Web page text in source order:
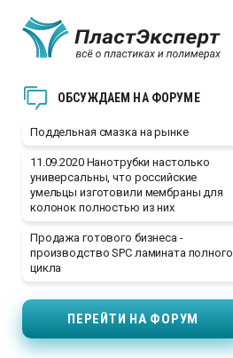
ОБСУЖДАЕМ НА ФОРУМЕ
Поддельная смазка на рынке
11.09.2020 Нанотрубки настолько
универсальны, что российские
умельцы изготовили мембраны для
колонок полностью из них
Продажа готового бизнеса -
производство SPC ламината полного
цикла
ПЕРЕЙТИ НА ФОРУМ